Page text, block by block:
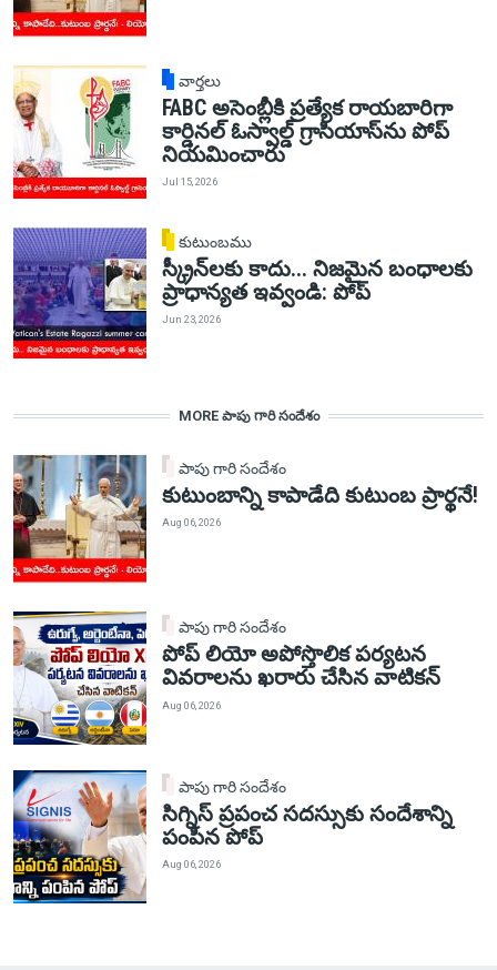
వార్తలు
FABC అసెంబ్లీకి ప్రత్యేక రాయబారిగా
కార్డినల్ ఓస్వాల్డ్ గ్రాసియాస్‌ను పోప్
నియమించారు
Jul 15, 2026
కుటుంబము
స్క్రీన్‌లకు కాదు... నిజమైన బంధాలకు
ప్రాధాన్యత ఇవ్వండి: పోప్
Jun 23, 2026
MORE పాపు గారి సందేశం
పాపు గారి సందేశం
కుటుంబాన్ని కాపాడేది కుటుంబ ప్రార్థనే!
Aug 06, 2026
పాపు గారి సందేశం
పోప్ లియో అపోస్తొలిక పర్యటన
వివరాలను ఖరారు చేసిన వాటికన్
Aug 06, 2026
పాపు గారి సందేశం
సిగ్నిస్ ప్రపంచ సదస్సుకు సందేశాన్ని
పంపిన పోప్
Aug 06, 2026